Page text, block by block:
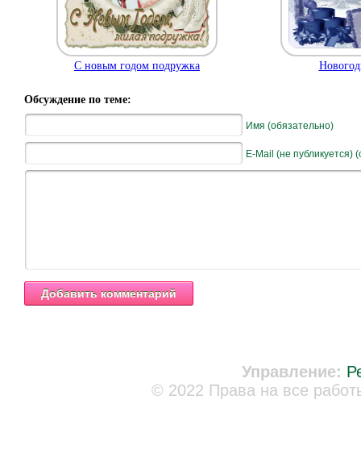
С новым годом подружка
Обсуждение по теме:
Имя (обязательно)
E-Mail (не публикуется)
Управление:
© 2022 Права на все